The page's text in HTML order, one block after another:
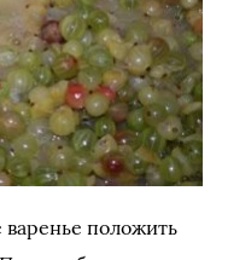
варенье положить